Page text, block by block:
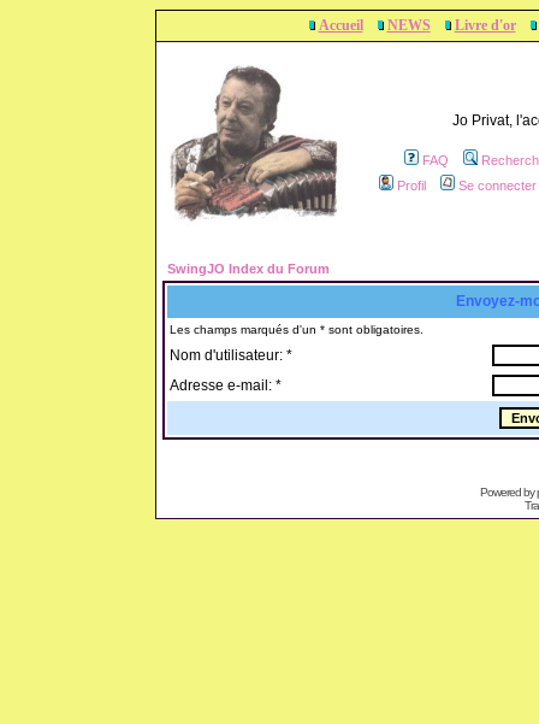
Accueil NEWS Livre d'or
Jo Privat,
FAQ
Profil
Se
SwingJO Index du Forum
Envoyez-
Les champs marqués d'un * sont obligatoires.
Nom d'utilisateur: *
Adresse e-mail: *
Powered by